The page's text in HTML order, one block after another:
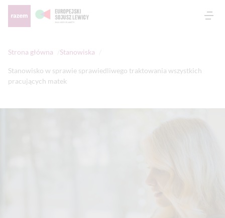
Strona główna Stanowiska
Stanowisko w sprawie sprawiedliwego traktowania wszystkich
pracujących matek